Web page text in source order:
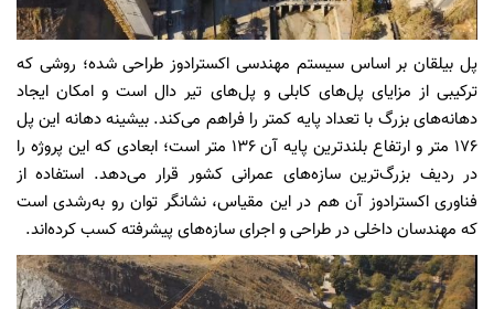
پل بیلقان بر اساس سیستم مهندسی اکسترادوز طراحی شده؛ روشی که
ترکیبی از مزایای پل‌های کابلی و پل‌های تیر دال است و امکان ایجاد
دهانه‌های بزرگ با تعداد پایه کمتر را فراهم می‌کند. بیشینه دهانه این پل
۱۷۶ متر و ارتفاع بلندترین پایه آن ۱۳۶ متر است؛ ابعادی که این پروژه را
در ردیف بزرگ‌ترین سازه‌های عمرانی کشور قرار می‌دهد. استفاده از
فناوری اکسترادوز آن هم در این مقیاس، نشانگر توان رو‌ به‌رشدی است
که مهندسان داخلی در طراحی و اجرای سازه‌های پیشرفته کسب کرده‌اند.